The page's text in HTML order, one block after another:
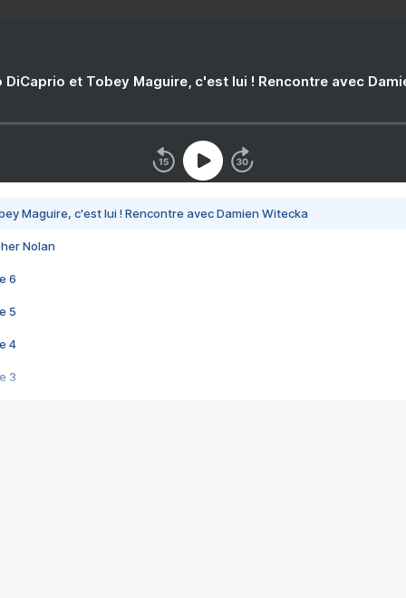
DiCaprio et Tobey Maguire, c'est lui ! Rencontre avec
Maguire, c'est lui ! Rencontre avec Damien Witecka
Nolan
6
5
4
3